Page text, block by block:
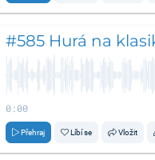
#585 Hurá na
0:00
Přehraj Líbí se Vložit